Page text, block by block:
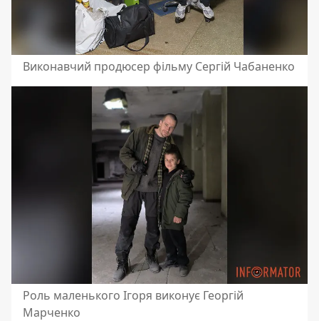
Виконавчий продюсер фільму Сергій Чабаненко
Роль маленького Ігоря виконує Георгій
Марченко